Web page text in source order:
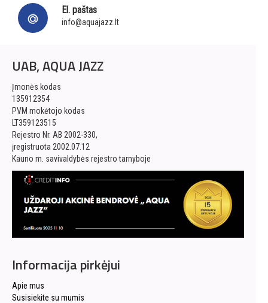
El. paštas
info@aquajazz.lt
UAB, AQUA JAZZ
Įmonės kodas
135912354
PVM mokėtojo kodas
LT359123515
Rejestro Nr. AB 2002-330,
įregistruota 2002.07.12
Kauno m. savivaldybės rejestro tarnyboje
Informacija pirkėjui
Apie mus
Susisiekite su mumis